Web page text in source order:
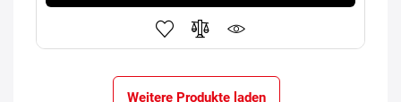
Weitere Produkte laden